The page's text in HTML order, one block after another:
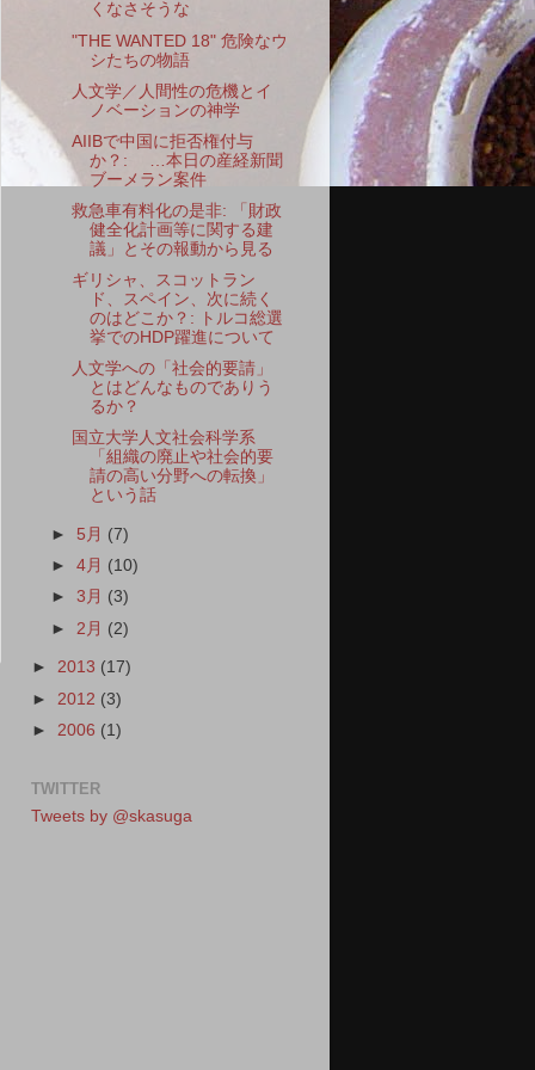
くなさそうな
"THE WANTED 18" 危険なウ
シたちの物語
人文学／人間性の危機とイ
ノベーションの神学
AIIBで中国に拒否権付与
か？: …本日の産経新聞
ブーメラン案件
救急車有料化の是非: 「財政
健全化計画等に関する建
議」とその報動から見る
ギリシャ、スコットラン
ド、スペイン、次に続く
のはどこか？: トルコ総選
挙でのHDP躍進について
人文学への「社会的要請」
とはどんなものでありう
るか？
国立大学人文社会科学系
「組織の廃止や社会的要
請の高い分野への転換」
という話
► 5月 (7)
►4月 (10)
►3月 (3)
► 2月 (2)
► 2013 (17)
► 2012 (3)
► 2006 (1)
TWITTER
Tweets by @skasuga